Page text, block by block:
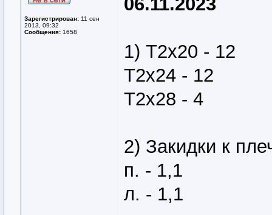
Зарегистрирован: 11 сен
2013, 09:32
Сообщения: 1658
1) Т2х20 - 12
Т2х24 - 12
Т2х28 - 4
2) Закидки к
п. - 1,1
л. - 1,1